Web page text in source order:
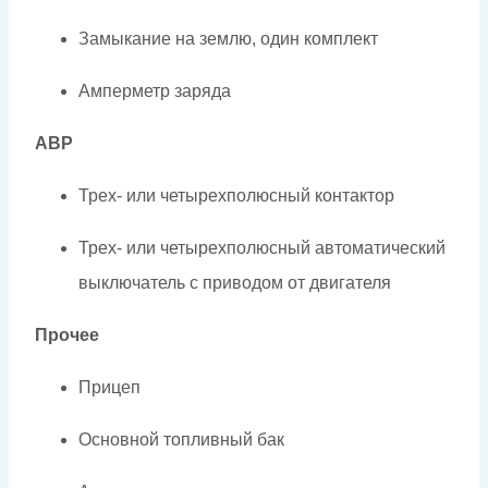
Замыкание на землю, один комплект
Амперметр заряда
АВР
Трех- или четырехполюсный контактор
Трех- или четырехполюсный автоматический
выключатель с приводом от двигателя
Прочее
Прицеп
Основной топливный бак